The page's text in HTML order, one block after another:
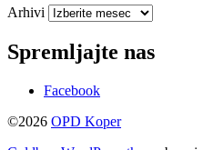
Arhivi
Spremljajte nas
Facebook
©2026 OPD Koper